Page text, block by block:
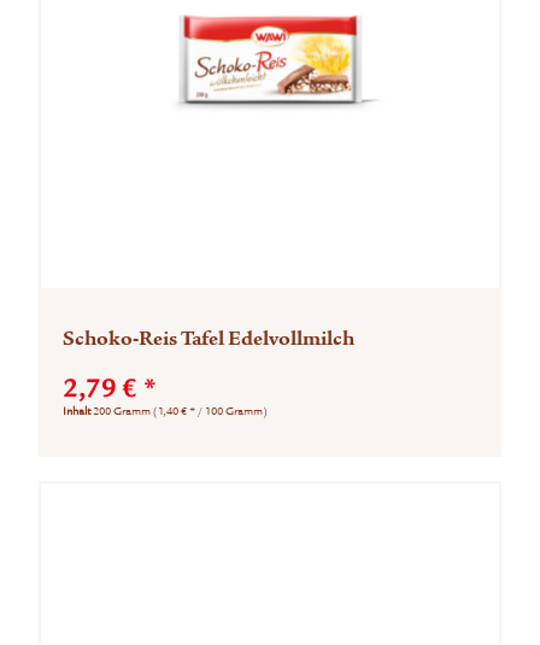
Schoko-Reis Tafel Edelvollmilch
2,79 € *
Inhalt200 Gramm(1,40 € * / 100 Gramm)